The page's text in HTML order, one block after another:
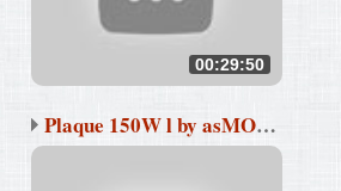
00:29:50
Plaque 150W l by asMODu...